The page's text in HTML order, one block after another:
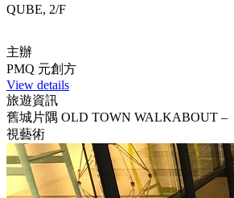
QUBE, 2/F
主辦
PMQ 元創方
View details
旅遊資訊
舊城片隅 OLD TOWN WALKABOUT –
視藝術